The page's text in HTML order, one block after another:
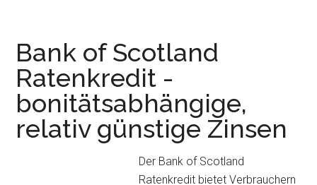
Bank of Scotland
Ratenkredit -
bonitätsabhängige,
relativ günstige Zinsen
Der Bank of Scotland
Ratenkredit bietet Verbrauchern